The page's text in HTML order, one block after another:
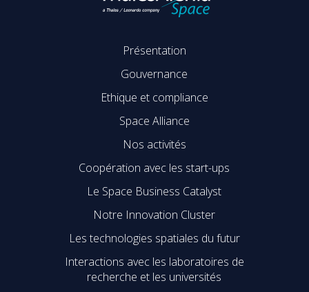
Présentation
Gouvernance
Ethique et compliance
Space Alliance
Nos activités
Coopération avec les start-ups
Le Space Business Catalyst
Notre Innovation Cluster
Les technologies spatiales du futur
Interactions avec les laboratoires de
recherche et les universités